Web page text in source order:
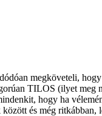
megköveteli,
TILOS (ilyet
hogy ha
és még